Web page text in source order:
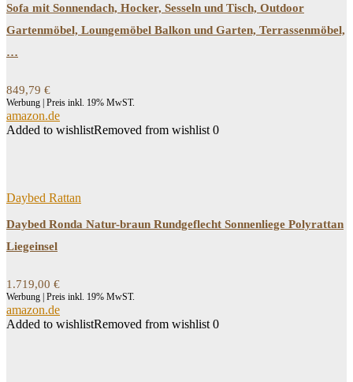
Sofa mit Sonnendach, Hocker, Sesseln und Tisch, Outdoor
Gartenmöbel, Loungemöbel Balkon und Garten, Terrassenmöbel,
…
849,79 €
Werbung | Preis inkl. 19% MwST.
amazon.de
Added to wishlistRemoved from wishlist 0
Daybed Rattan
Daybed Ronda Natur-braun Rundgeflecht Sonnenliege Polyrattan
Liegeinsel
1.719,00 €
Werbung | Preis inkl. 19% MwST.
amazon.de
Added to wishlistRemoved from wishlist 0